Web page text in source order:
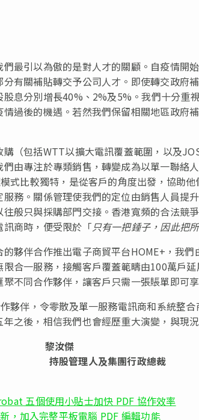
最引以為傲的是對人才的關顧。自疫情開
有關補貼轉交予公司人才。即使轉交政府
息分別增長40%、2%及5%。我們十分重
過後的機遇。若然我們保留相關地區政府
（包括WTT以擴大電訊覆蓋範圍，以及
由專注於專類銷售，轉變成為以單一聯絡
式比較獨特，是從客戶的角度出發，協助
務。關係管理使我們的定位由銷售人員提
般只與採購部門交接。香港寬頻的合法競
商時，便受限於「只有一把錘子，因此把
夥伴合作推出電子商貿平台HOME+，我
合一服務，接觸客戶覆蓋範疇由100萬戶
不同合作夥伴，讓客戶只需一張賬單即可
夥伴，令零散及單一服務電訊商和系統整
之後，相信我們也會經歷重大演變，與現
黎汝傑
持股管理人及集團行政總裁
五個使用小貼士加快 PDF 協作效率
加入完整平板電腦 PDF 編輯功能